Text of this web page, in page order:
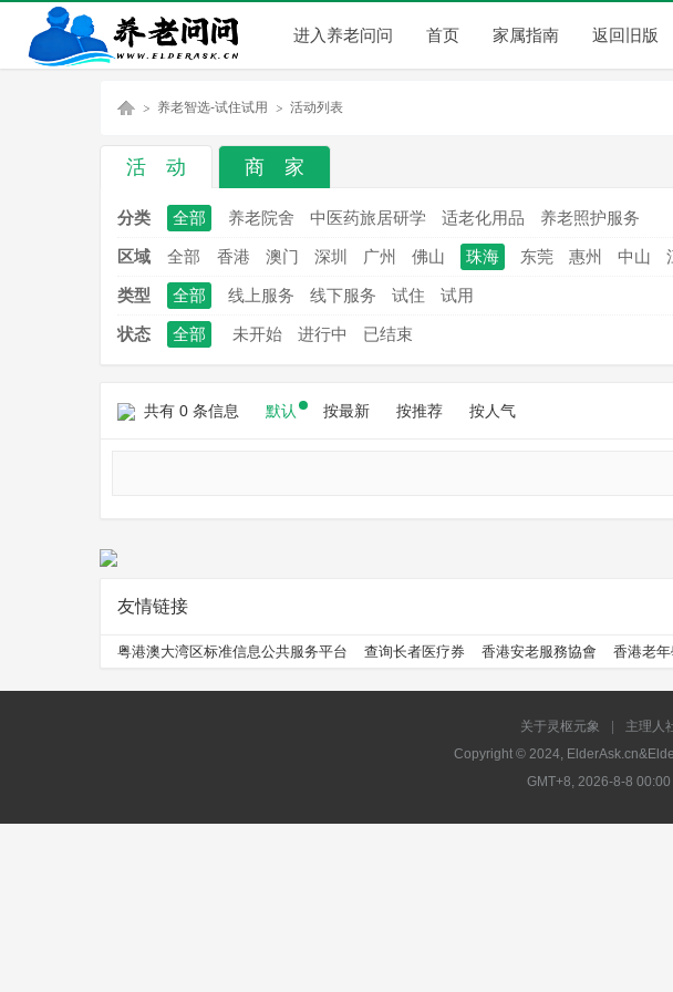
进入养老问问 首页 家属指南 返回旧版
老
问
养老智选-试住试用 活动列表
活 动 商 家
分类 全部 养老院舍 中医药旅居研学 适老化用品 养老照护服务
区域 全部 香港 澳门 深圳 广州 佛山 珠海 东莞 惠州 中山
类型 全部 线上服务 线下服务 试住 试用
状态 全部 未开始 进行中 已结束
共有 0 条信息 默认 按最新 按推荐 按人气
友情链接
粤港澳大湾区标准信息公共服务平台 查询长者医疗券 香港安老服務協會 香港老年
关于灵枢元象 主理人
Copyright © 2024,
GMT+8, 2026-8-8 00:00